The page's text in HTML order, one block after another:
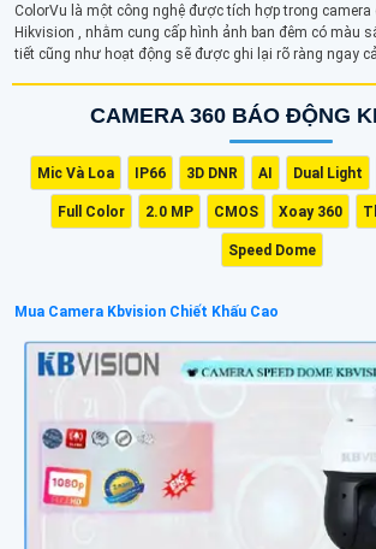
ColorVu là một công nghệ được tích hợp trong
Hikvision , nhằm cung cấp hình ảnh ban đêm có màu
tiết cũng như hoạt động sẽ được ghi lại rõ ràng ngay
CAMERA 360 BÁO ĐỘNG
Mic Và Loa IP66 3D DNR AI Dual Light
Full Color 2.0 MP CMOS Xoay 360
Speed Dome
Mua Camera Kbvision Chiết Khấu Cao